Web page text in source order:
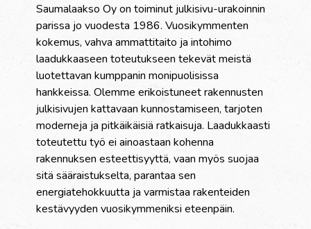
Saumalaakso Oy on toiminut julkisivu-urakoinnin
parissa jo vuodesta 1986. Vuosikymmenten
kokemus, vahva ammattitaito ja intohimo
laadukkaaseen toteutukseen tekevät meistä
luotettavan kumppanin monipuolisissa
hankkeissa. Olemme erikoistuneet rakennusten
julkisivujen kattavaan kunnostamiseen, tarjoten
moderneja ja pitkäikäisiä ratkaisuja. Laadukkaasti
toteutettu työ ei ainoastaan kohenna
rakennuksen esteettisyyttä, vaan myös suojaa
sitä sääraistukselta, parantaa sen
energiatehokkuutta ja varmistaa rakenteiden
kestävyyden vuosikymmeniksi eteenpäin.